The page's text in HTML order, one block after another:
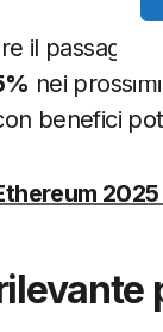
il
nei
benefici